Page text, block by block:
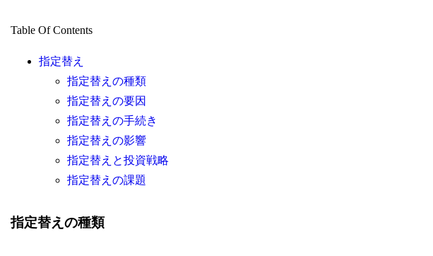
Table Of Contents
指定替え
指定替えの種類
指定替えの要因
指定替えの手続き
指定替えの影響
指定替えと投資戦略
指定替えの課題
指定替えの種類